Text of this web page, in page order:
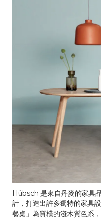
Hübsch 是來自丹麥的家具
計，打造出許多獨特的家具
餐桌」為質樸的淺木質色系